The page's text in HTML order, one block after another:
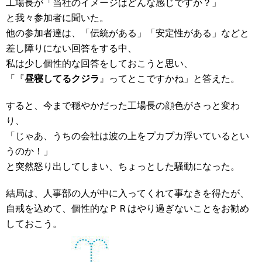
工場長が「当社のイメージはどんな感じですか？」
と我々参加者に聞いた。
他の参加者達は、「伝統がある」「安定性がある」などと
差し障りにない回答をする中、
私は少し個性的な回答をしておこうと思い、
「『昼寝してるクジラ 』ってとこですかね」と答えた。
すると、今まで穏やかだった工場長の顔色がさっと変わ
り、
「じゃあ、うちの会社は波の上をプカプカ浮いているとい
うのか！」
と突然怒り出してしまい、ちょっとした騒動になった。
結局は、人事部の人が中に入ってくれて事なきを得たが、
自戒を込めて、個性的なＰＲはやり過ぎないことをお勧め
しておこう。